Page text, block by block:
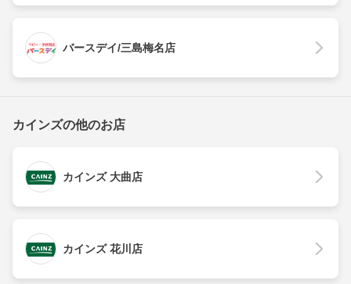
バースデイ/三島梅名店
カインズの他のお店
カインズ 大曲店
カインズ 花川店